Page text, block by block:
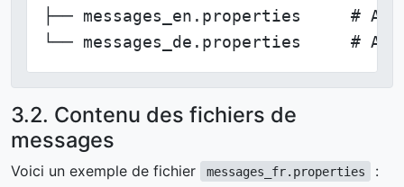
├── messages_en.properties     #
└── messages_de.properties     #
3.2. Contenu des fichiers de
messages
Voici un exemple de fichier messages_fr.properties :